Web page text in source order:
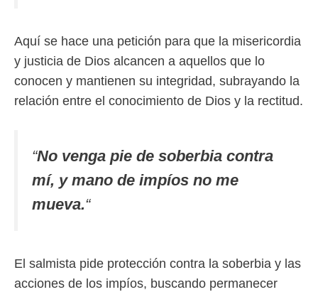
Aquí se hace una petición para que la misericordia
y justicia de Dios alcancen a aquellos que lo
conocen y mantienen su integridad, subrayando la
relación entre el conocimiento de Dios y la rectitud.
“No venga pie de soberbia contra
mí, y mano de impíos no me
mueva.“
El salmista pide protección contra la soberbia y las
acciones de los impíos, buscando permanecer